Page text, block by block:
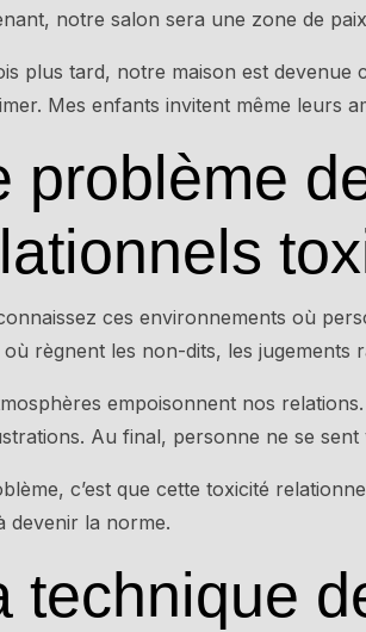
notre salon sera une zone de
plus tard, notre maison est
Mes enfants invitent même leurs
problème
ces environnements où
où règnent les non-dits, les
empoisonnent nos
Au final, personne ne se sent
c’est que cette toxicité
devenir la norme.
technique